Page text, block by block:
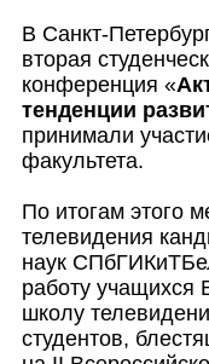
В Санкт-
вторая
конференция «
тенденции
принимали
факультета.
По итогам этого
телевидения
наук СПбГИКиТ
работу
школу
студентов,